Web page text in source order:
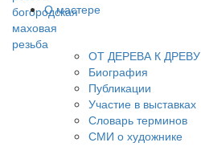
О мастере
ОТ ДЕРЕВА К ДРЕВУ
Биография
Публикации
Участие в выставках
Словарь терминов
СМИ о художнике